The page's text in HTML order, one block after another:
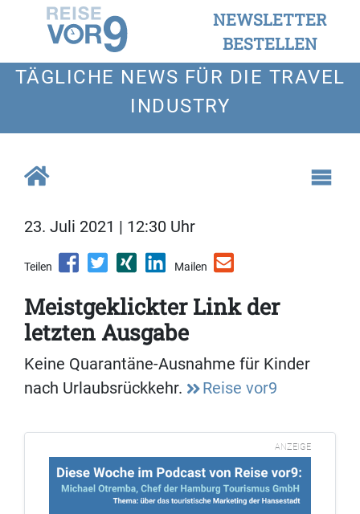
NEWSLETTER
BESTELLEN
TÄGLICHE NEWS FÜR DIE TRAVEL
INDUSTRY
23. Juli 2021 | 12:30 Uhr
Teilen Mailen
Meistgeklickter Link der
letzten Ausgabe
Keine Quarantäne-Ausnahme für Kinder
nach Urlaubsrückkehr.
Reise vor9
ANZEIGE